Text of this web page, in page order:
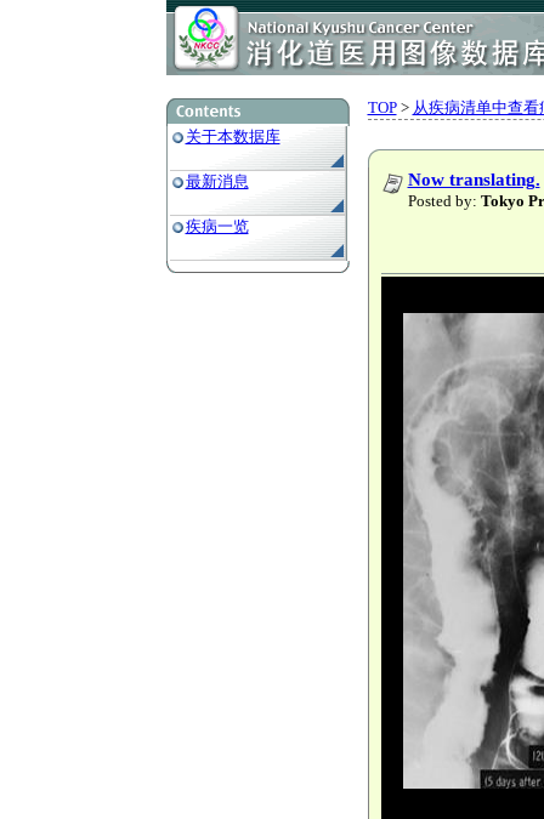
关于本数据库
最新消息
疾病一览
TOP> 从疾病清单中查看
Now translating.
Posted by: Tokyo